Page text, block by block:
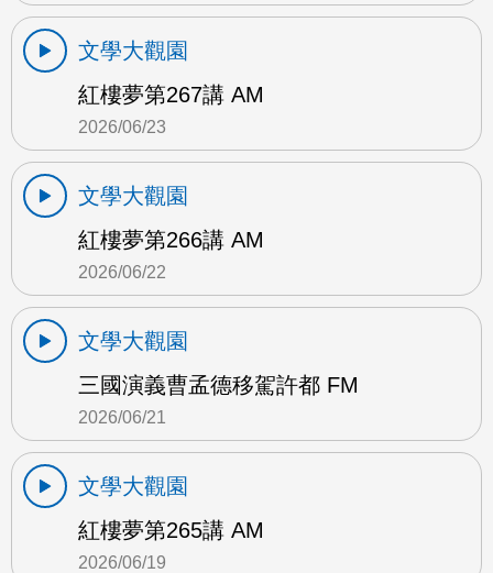
文學大觀園
紅樓夢第267講 AM
2026/06/23
文學大觀園
紅樓夢第266講 AM
2026/06/22
文學大觀園
三國演義曹孟德移駕許都 FM
2026/06/21
文學大觀園
紅樓夢第265講 AM
2026/06/19